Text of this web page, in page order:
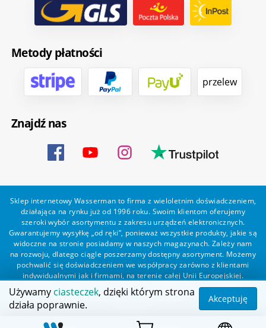
Metody płatności
przelew
Znajdź nas
Sklep internetowy Wasserman to firma z wieloletnim doświadczeniem,
działająca na rynku już od 1996 roku. Swoim klientom oferujemy
szeroki wybór asortymentu z zakresu urządzeń elektronicznych.
Gwarantujemy wysyłkę „od ręki”, ponieważ wszystkie produkty, jakie są
widoczne na stronie posiadamy w naszych magazynach. Zależy nam
na rozwoju, dlatego ciągle poszerzamy dostępny asortyment. Możemy
pochwalić się doświadczeniem we współpracy zarówno z klientami
indywidualnymi jak i firmami, na terenie całej Unii Europejskiej.
Zapewniamy profesjonalną obsługę każdego klienta oraz szybką i
bezproblemową realizację zamówień. Wasserman - wszystko dla
Używamy ciasteczek, dzięki którym strona
działa poprawnie.
Akceptuję